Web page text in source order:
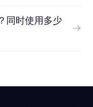
同时使用多少